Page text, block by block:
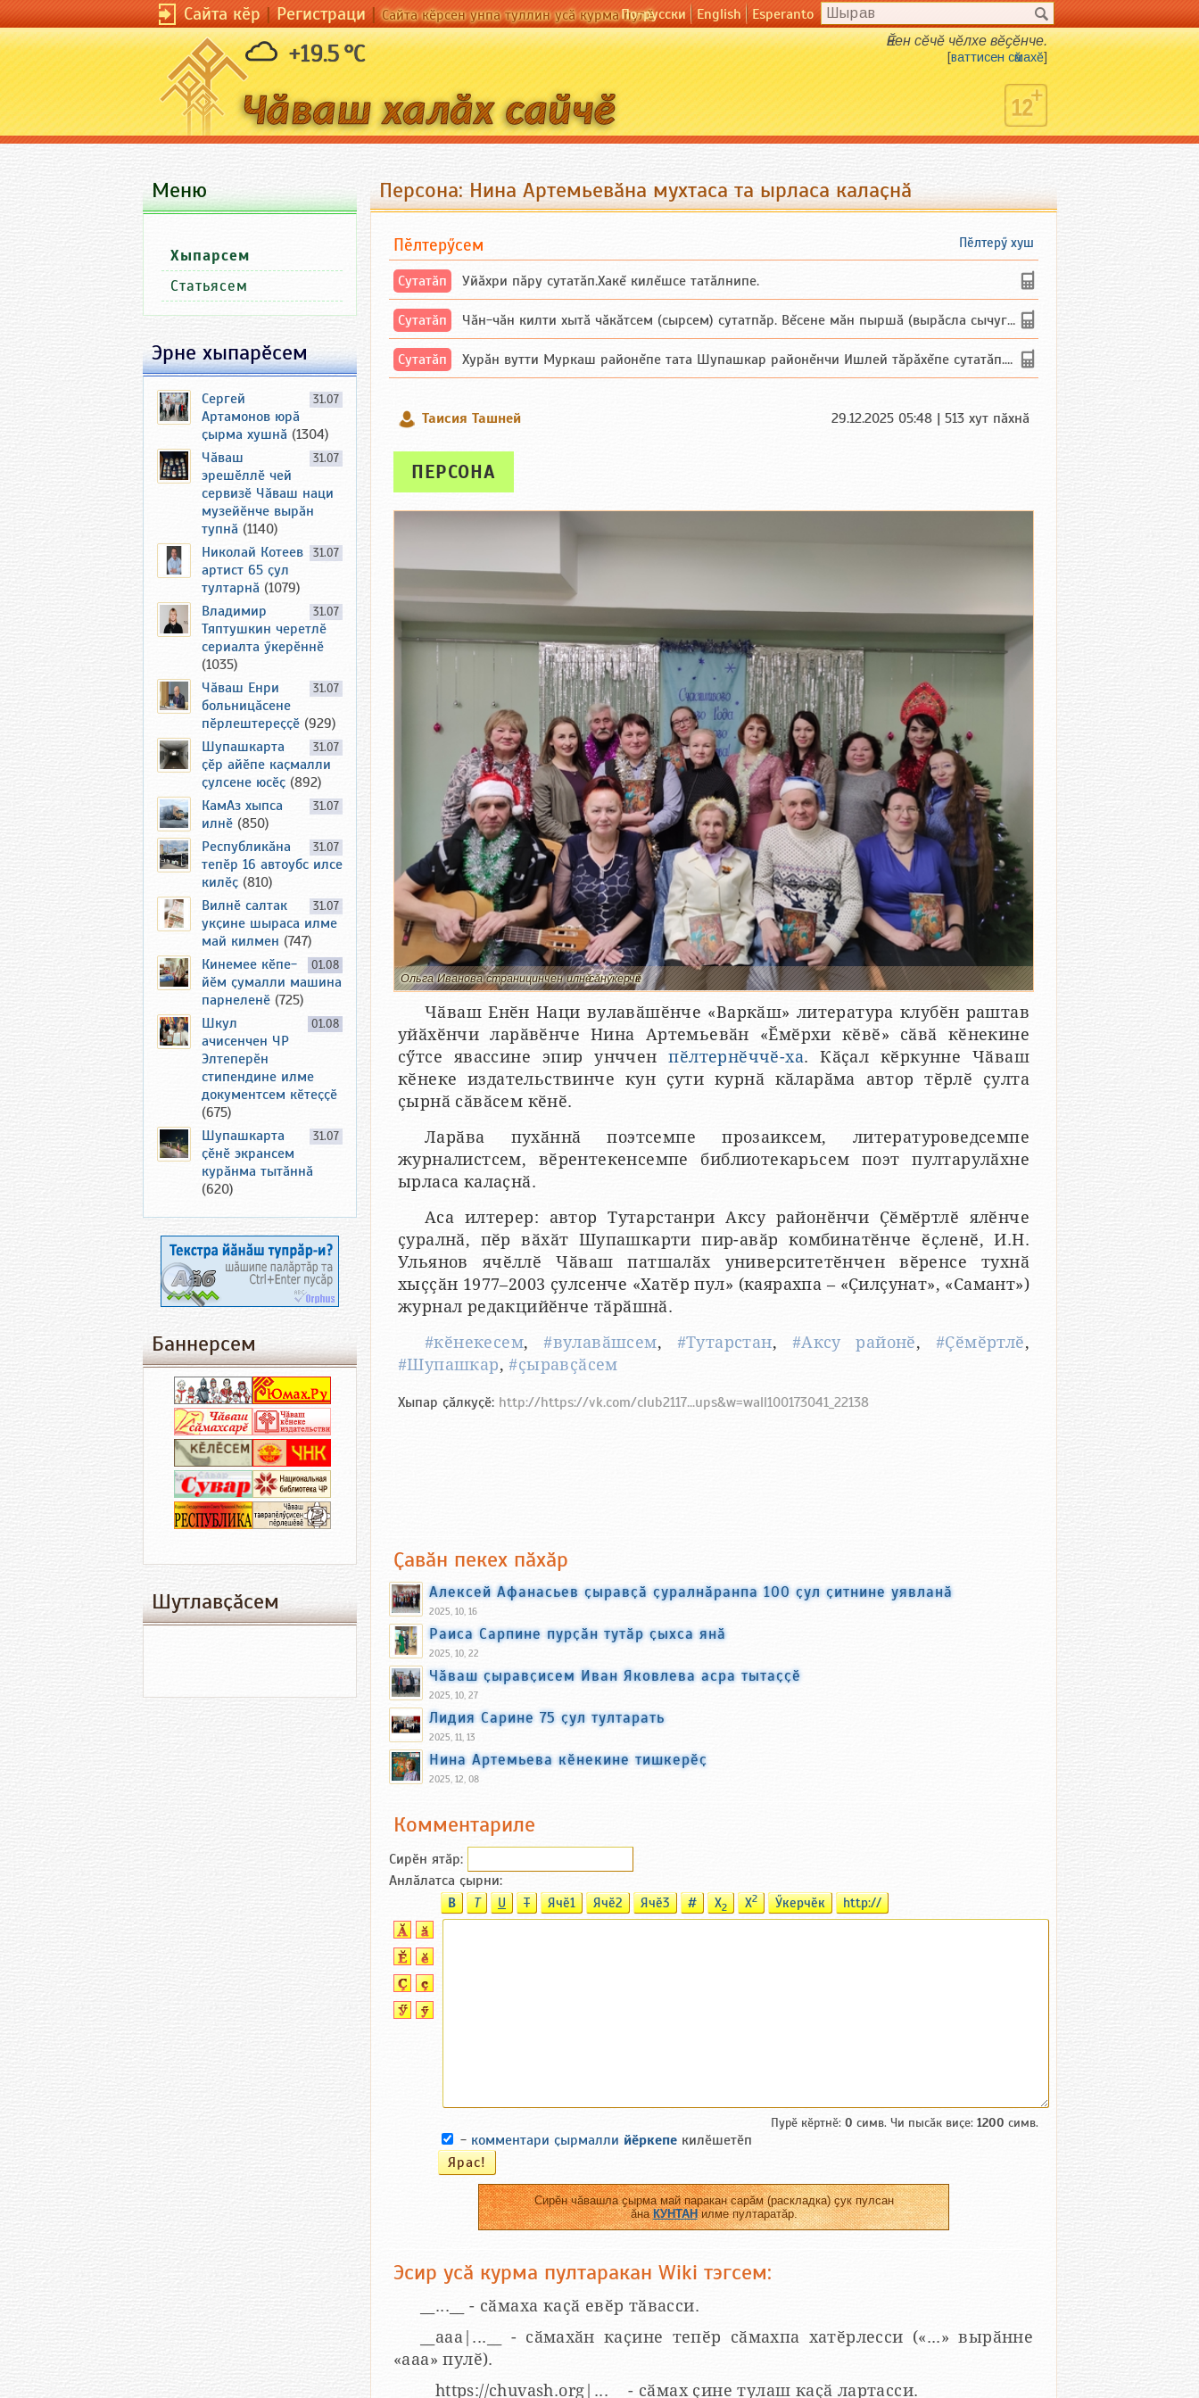
Сайта кӗр|Регистраци|Сайта кӗрсен унпа туллин усӑ курма пулӗПо-русски English Esperanto
+19.5 °C Ӗнен сӗчӗ чӗлхе вӗҫӗнче.
[ваттисен сӑмахӗ]
Персона: Нина Артемьевӑна мухтаса та ырласа калаҫнӑ
Пӗлтерӳ хуш
Пӗлтерӳсем
Сутатӑп Уйăхри пăру сутатăп.Хакĕ килĕшсе татăлнипе.
Сутатӑп Чăн-чăн килти хытă чăкăтсем (сырсем) сутатпăр. Вĕсене мăн пыршă (вырăсла сычуг) ...
Сутатӑп Хурăн вутти Муркаш районĕпе тата Шупашкар районĕнчи Ишлей тăрăхĕпе сутатăп. Ха...
Таисия Ташней 29.12.2025 05:48 | 513 хут пӑхнӑ
ПЕРСОНА
Ольга Иванова страницинчен илнӗ сӑнӳкерчӗк
Чӑваш Енӗн Наци вулавӑшӗнче «Варкӑш» литература клубӗн раштав
уйӑхӗнчи ларӑвӗнче Нина Артемьевӑн «Ӗмӗрхи кӗвӗ» сӑвӑ кӗнекине
сӳтсе явассине эпир унчченпӗлтернӗччӗ-ха. Кӑҫал кӗркунне Чӑваш
кӗнеке издательствинче кун ҫути курнӑ кӑларӑма автор тӗрлӗ ҫулта
ҫырнӑ сӑвӑсем кӗнӗ.
Ларӑва пухӑннӑ поэтсемпе прозаиксем, литературоведсемпе
журналистсем, вӗрентекенсемпе библиотекарьсем поэт пултарулӑхне
ырласа калаҫнӑ.
Аса илтерер: автор Тутарстанри Аксу районӗнчи Ҫӗмӗртлӗ ялӗнче
ҫуралнӑ, пӗр вӑхӑт Шупашкарти пир-авӑр комбинатӗнче ӗҫленӗ, И.Н.
Ульянов ячӗллӗ Чӑваш патшалӑх университетӗнчен вӗренсе тухнӑ
хыҫҫӑн 1977–2003 ҫулсенче «Хатӗр пул» (каярахпа – «Ҫилҫунат», «Самант»)
журнал редакцийӗнче тӑрӑшнӑ.
#кӗнекесем,#вулавӑшсем, #Тутарстан, #Аксу районӗ, #Ҫӗмӗртлӗ,
#Шупашкар,#ҫыравҫӑсем
Хыпар ҫӑлкуҫӗ: http://https://vk.com/club2117...ups&w=wall100173041_22138
Ҫавӑн пекех пӑхӑр
Алексей Афанасьев ҫыравҫӑ ҫуралнӑранпа 100 ҫул ҫитнине уявланӑ
2025, 10, 16
Раиса Сарпине пурҫӑн тутӑр ҫыхса янӑ
2025, 10, 22
Чӑваш ҫыравҫисем Иван Яковлева асра тытаҫҫӗ
2025, 10, 27
Лидия Сарине 75 ҫул тултарать
2025, 11, 13
Нина Артемьева кӗнекине тишкерӗҫ
2025, 12, 08
Комментариле
Сирӗн ятӑp:
Анлӑлатса ҫырни:
B T U T Ячӗ1 Ячӗ2 Ячӗ3 # X2 X2 Ӳкерчӗк http://
Пурӗ кӗртнӗ: 0 симв. Чи пысӑк виҫе: 1200 симв.
- комментари ҫырмалли йӗркепе килӗшетӗп
Сирӗн чӑвашла ҫырма май паракан сарӑм (раскладка) ҫук пулсан
ӑнаКУНТАНилме пултаратӑр.
Эсир усӑ курма пултаракан Wiki тэгсем:
__...__ - сӑмаха каҫӑ евӗр тӑвасси.
__aaa|...__ - сӑмахӑн каҫине тепӗр сӑмахпа хатӗрлесси («...» вырӑнне
«ааа» пулӗ).
__https://chuvash.org|...__ - сӑмах ҫине тулаш каҫӑ лартасси.
Меню
Хыпарсем
Статьясем
Эрне хыпарӗсем
31.07
Сергей
Артамонов юрӑ
ҫырма хушнӑ (1304)
31.07
Чӑваш
эрешӗллӗ чей
сервизӗ Чӑваш наци
музейӗнче вырӑн
тупнӑ (1140)
31.07
Николай Котеев
артист 65 ҫул
тултарнӑ (1079)
31.07
Владимир
Тяптушкин черетлӗ
сериалта ӳкерӗннӗ
(1035)
31.07
Чӑваш Енри
больницӑсене
пӗрлештереҫҫӗ (929)
31.07
Шупашкарта
ҫӗр айӗпе каҫмалли
ҫулсене юсӗҫ (892)
31.07
КамАз хыпса
илнӗ (850)
31.07
Республикӑна
тепӗр 16 автоубс илсе
килӗҫ (810)
31.07
Вилнӗ салтак
укҫине шыраса илме
май килмен (747)
01.08
Кинемее кӗпе-
йӗм ҫумалли машина
парнеленӗ (725)
01.08
Шкул
ачисенчен ЧР
Элтеперӗн
стипендине илме
документсем кӗтеҫҫӗ
(675)
31.07
Шупашкарта
ҫӗнӗ экрансем
курӑнма тытӑннӑ
(620)
Баннерсем
Шутлавҫӑсем